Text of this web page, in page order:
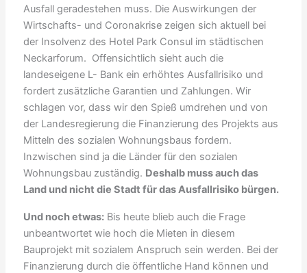
Ausfall geradestehen muss. Die Auswirkungen der
Wirtschafts- und Coronakrise zeigen sich aktuell bei
der Insolvenz des Hotel Park Consul im städtischen
Neckarforum. Offensichtlich sieht auch die
landeseigene L- Bank ein erhöhtes Ausfallrisiko und
fordert zusätzliche Garantien und Zahlungen. Wir
schlagen vor, dass wir den Spieß umdrehen und von
der Landesregierung die Finanzierung des Projekts aus
Mitteln des sozialen Wohnungsbaus fordern.
Inzwischen sind ja die Länder für den sozialen
Wohnungsbau zuständig. Deshalb muss auch das
Land und nicht die Stadt für das Ausfallrisiko bürgen.
Und noch etwas: Bis heute blieb auch die Frage
unbeantwortet wie hoch die Mieten in diesem
Bauprojekt mit sozialem Anspruch sein werden. Bei der
Finanzierung durch die öffentliche Hand können und